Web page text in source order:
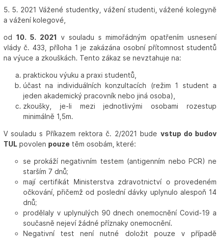
5. 5. 2021 Vážené studentky, vážení studenti, vážené kolegyně
a vážení kolegové,
od 10. 5. 2021
v souladu s mimořádným opatřením usnesení
vlády č. 433, příloha 1 je zakázána osobní přítomnost studentů
na výuce a zkouškách. Tento zákaz se nevztahuje na:
praktickou výuku a praxi studentů,
účast na individuálních konzultacích (režim 1 student a
jeden akademický pracovník nebo jiná osoba),
zkoušky, je-li mezi jednotlivými osobami rozestup
minimálně 1,5m.
V souladu s Příkazem rektora č. 2/2021 bude vstup do budov
TULpovolen pouze těm osobám, které:
se prokáží negativním testem (antigenním nebo PCR) ne
starším 7 dnů;
mají certifikát Ministerstva zdravotnictví o provedeném
očkování, přičemž od poslední dávky uplynulo alespoň 14
dnů;
prodělaly v uplynulých 90 dnech onemocnění Covid-19 a
současně nejeví žádné příznaky onemocnění.
Negativní test není nutné doložit pouze v případě